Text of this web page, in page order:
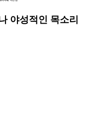
야성적인 목소리